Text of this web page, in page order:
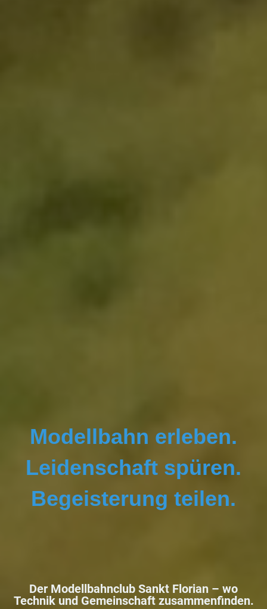
Modellbahn erleben.
Leidenschaft spüren.
Begeisterung teilen.
Der Modellbahnclub Sankt Florian – wo
Technik und Gemeinschaft zusammenfinden.